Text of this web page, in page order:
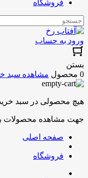
فروشگاه
ورود به حساب
بستن
0 محصول
مشاهده سبد
هیچ محصولی در سبد
جهت مشاهده محصولات
صفحه اصلی
فروشگاه